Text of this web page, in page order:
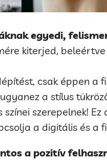
egyedi,
kiterjed,
csak éppen a
a stílus
szerepelnek! Ez
a digitális és a
a pozitív